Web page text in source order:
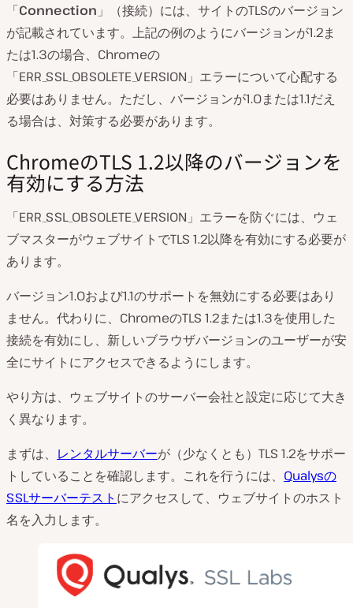
「Connection 」（接続）には、サイトのTLSのバージョン
が記載されています。上記の例のようにバージョンが1.2ま
たは1.3の場合、Chromeの
「ERR_SSL_OBSOLETE_VERSION」エラーについて心配する
必要はありません。ただし、バージョンが1.0または1.1だえ
る場合は、対策する必要があります。
ChromeのTLS 1.2以降のバージョンを
有効にする方法
「ERR_SSL_OBSOLETE_VERSION」エラーを防ぐには、ウェ
ブマスターがウェブサイトでTLS 1.2以降を有効にする必要が
あります。
バージョン1.0および1.1のサポートを無効にする必要はあり
ません。代わりに、ChromeのTLS 1.2または1.3を使用した
接続を有効にし、新しいブラウザバージョンのユーザーが安
全にサイトにアクセスできるようにします。
やり方は、ウェブサイトのサーバー会社と設定に応じて大き
く異なります。
まずは、 レンタルサーバーが（少なくとも）TLS 1.2をサポー
トしていることを確認します。これを行うには、 Qualysの
SSLサーバーテスト にアクセスして、ウェブサイトのホスト
名を入力します。